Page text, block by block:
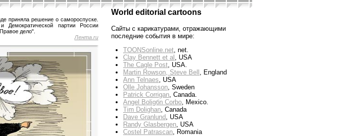
приняла решение о самороспуске.
партии России
дело".
Лента.ru
World editorial cartoons
Сайты с карикатурами, отражающими
последние события в мире:
TOONSonline.net , net.
Clay Bennett et al
, USA
The Cagle Post , USA.
Martin Rowson, Steve Bell
, England
Ann Telnaes , USA
Olle Johansson , Sweden
Patrick Corrigan , Canada.
Angel Boligбn Corbo , Mexico.
Tim Dolighan , Canada
Dave Granlund
, USA
Randy Glasbergen , USA
Costel Patrascan , Romania